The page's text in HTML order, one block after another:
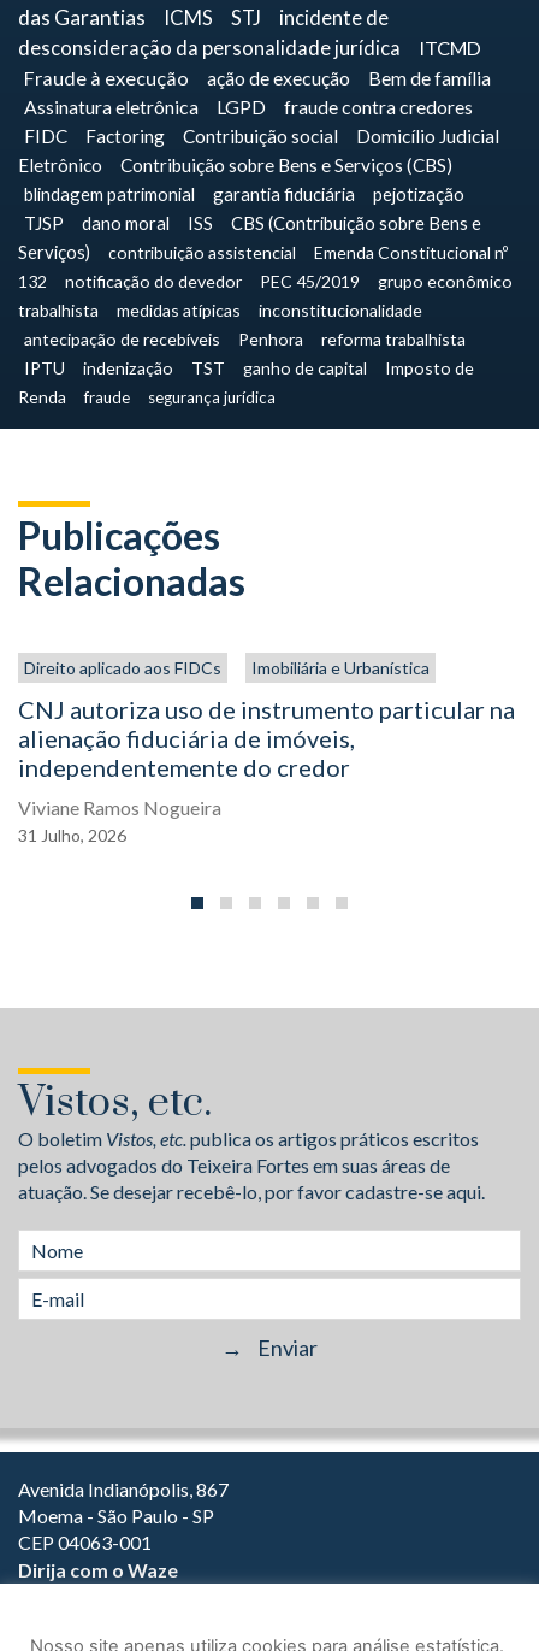
das Garantias
ICMS STJ
incidente de
desconsideração da personalidade jurídica
ITCMD
Fraude à execução
ação de execução
Bem de família
Assinatura eletrônica
LGPD fraude contra credores
FIDC Factoring Contribuição social
Domicílio Judicial
Eletrônico
Contribuição sobre Bens e Serviços (CBS)
blindagem patrimonial
garantia fiduciária
pejotização
TJSP
dano moral ISS
CBS (Contribuição sobre Bens e
Serviços)
contribuição assistencial
Emenda Constitucional nº
132
notificação do devedor PEC 45/2019
grupo econômico
trabalhista
medidas atípicas
inconstitucionalidade
antecipação de recebíveis
Penhora
reforma trabalhista
IPTU
indenização TST ganho de capital
Imposto de
Renda
fraude segurança jurídica
Publicações
Relacionadas
Direito aplicado aos FIDCs Imobiliária e Urbanística
CNJ autoriza uso de instrumento particular na
alienação fiduciária de imóveis,
independentemente do credor
Viviane Ramos Nogueira
31 Julho, 2026
Vistos, etc.
O boletim Vistos, etc.publica os artigos práticos escritos
pelos advogados do Teixeira Fortes em suas áreas de
atuação. Se desejar recebê-lo, por favor cadastre-se aqui.
Avenida Indianópolis, 867
Moema - São Paulo - SP
CEP 04063-001
Dirija com o Waze
(11) 3147-1800
Nosso site apenas utiliza cookies para análise estatística.